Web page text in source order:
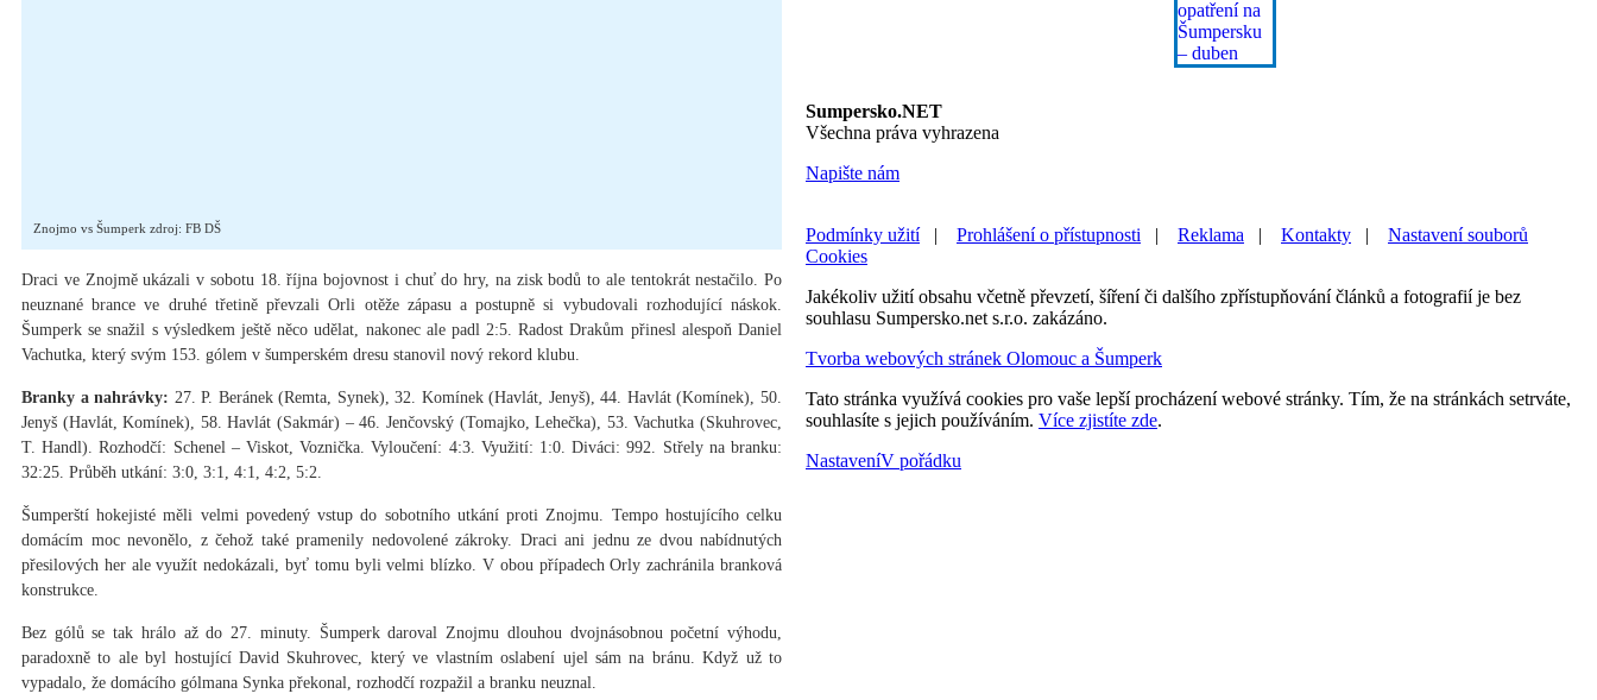
Znojmo vs Šumperk zdroj: FB DŠ
Draci ve Znojmě ukázali v sobotu 18. října bojovnost i chuť do hry, na zisk bodů to ale tentokrát nestačilo. Po
neuznané brance ve druhé třetině převzali Orli otěže zápasu a postupně si vybudovali rozhodující náskok.
Šumperk se snažil s výsledkem ještě něco udělat, nakonec ale padl 2:5. Radost Drakům přinesl alespoň Daniel
Vachutka, který svým 153. gólem v šumperském dresu stanovil nový rekord klubu.
Branky a nahrávky: 27. P. Beránek (Remta, Synek), 32. Komínek (Havlát, Jenyš), 44. Havlát (Komínek), 50.
Jenyš (Havlát, Komínek), 58. Havlát (Sakmár) – 46. Jenčovský (Tomajko, Lehečka), 53. Vachutka (Skuhrovec,
T. Handl). Rozhodčí: Schenel – Viskot, Voznička. Vyloučení: 4:3. Využití: 1:0. Diváci: 992. Střely na branku:
32:25. Průběh utkání: 3:0, 3:1, 4:1, 4:2, 5:2.
Šumperští hokejisté měli velmi povedený vstup do sobotního utkání proti Znojmu. Tempo hostujícího celku
domácím moc nevonělo, z čehož také pramenily nedovolené zákroky. Draci ani jednu ze dvou nabídnutých
přesilových her ale využít nedokázali, byť tomu byli velmi blízko. V obou případech Orly zachránila branková
konstrukce.
Bez gólů se tak hrálo až do 27. minuty. Šumperk daroval Znojmu dlouhou dvojnásobnou početní výhodu,
paradoxně to ale byl hostující David Skuhrovec, který ve vlastním oslabení ujel sám na bránu. Když už to
vypadalo, že domácího gólmana Synka překonal, rozhodčí rozpažil a branku neuznal.
Sumpersko.NET
Všechna práva vyhrazena
Napište nám
Podmínky užití Prohlášení o přístupnosti Reklama Kontakty
Nastavení souborů
Cookies
Jakékoliv užití obsahu včetně převzetí, šíření či dalšího zpřístupňování článků a fotografií je bez
souhlasu Sumpersko.net s.r.o. zakázáno.
Tvorba webových stránek Olomouc a Šumperk
Tato stránka využívá cookies pro vaše lepší procházení webové stránky. Tím, že na stránkách setrváte,
souhlasíte s jejich používáním. Více zjistíte zde.
NastaveníV pořádku